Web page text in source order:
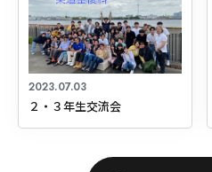
2023.07.03
２・３年生交流会